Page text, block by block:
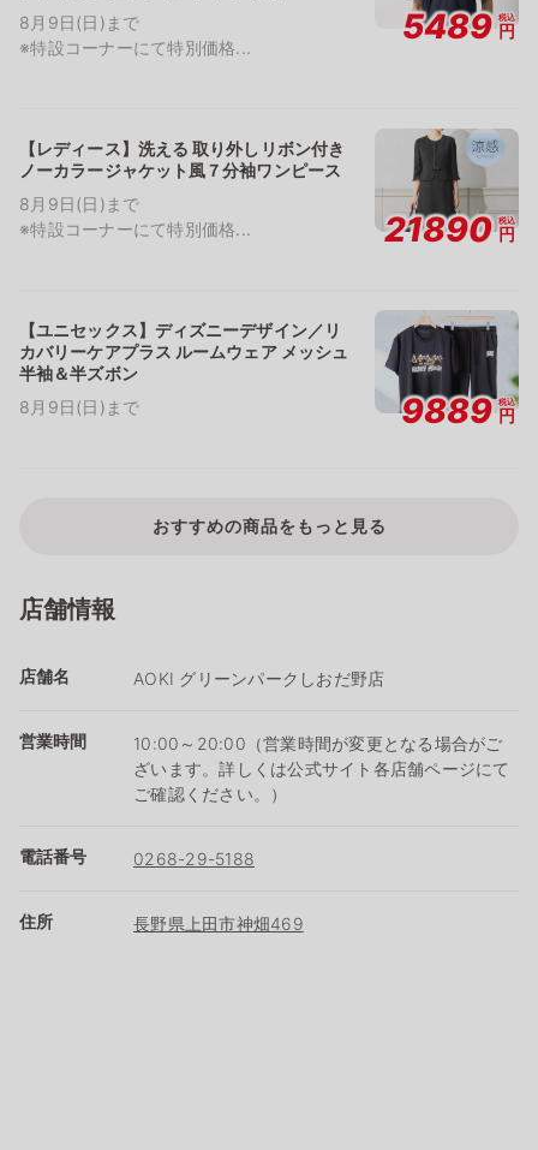
8月9日(日)まで
※特設コーナーにて特別価格...
5489 税込
円
【レディース】洗える 取り外しリボン付き
ノーカラージャケット風７分袖ワンピース
8月9日(日)まで
※特設コーナーにて特別価格...
21890 税込
円
【ユニセックス】ディズニーデザイン／リ
カバリーケアプラス ルームウェア メッシュ
半袖＆半ズボン
8月9日(日)まで
9889 税込
円
おすすめの商品をもっと見る
店舗情報
店舗名 AOKI グリーンパークしおだ野店
営業時間
10:00～20:00（営業時間が変更となる場合がご
ざいます。詳しくは公式サイト各店舗ページにて
ご確認ください。）
電話番号 0268-29-5188
住所 長野県上田市神畑469